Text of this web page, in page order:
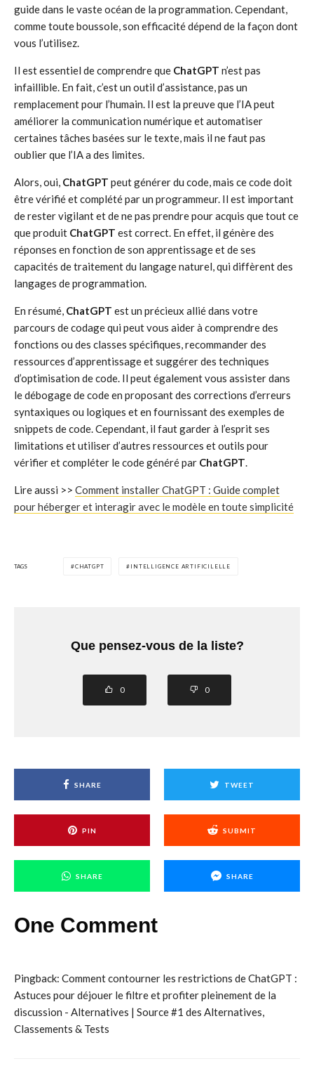
guide dans le vaste océan de la programmation. Cependant,
comme toute boussole, son efficacité dépend de la façon dont
vous l’utilisez.
Il est essentiel de comprendre que ChatGPT n’est pas
infaillible. En fait, c’est un outil d’assistance, pas un
remplacement pour l’humain. Il est la preuve que l’IA peut
améliorer la communication numérique et automatiser
certaines tâches basées sur le texte, mais il ne faut pas
oublier que l’IA a des limites.
Alors, oui, ChatGPT peut générer du code, mais ce code doit
être vérifié et complété par un programmeur. Il est important
de rester vigilant et de ne pas prendre pour acquis que tout ce
que produit ChatGPT est correct. En effet, il génère des
réponses en fonction de son apprentissage et de ses
capacités de traitement du langage naturel, qui diffèrent des
langages de programmation.
En résumé, ChatGPT est un précieux allié dans votre
parcours de codage qui peut vous aider à comprendre des
fonctions ou des classes spécifiques, recommander des
ressources d’apprentissage et suggérer des techniques
d’optimisation de code. Il peut également vous assister dans
le débogage de code en proposant des corrections d’erreurs
syntaxiques ou logiques et en fournissant des exemples de
snippets de code. Cependant, il faut garder à l’esprit ses
limitations et utiliser d’autres ressources et outils pour
vérifier et compléter le code généré par ChatGPT.
Lire aussi >> Comment installer ChatGPT : Guide complet
pour héberger et interagir avec le modèle en toute simplicité
TAGS CHATGPT INTELLIGENCE ARTIFICILELLE
Que pensez-vous de la liste?
0 0
SHARE TWEET
PIN SUBMIT
SHARE SHARE
One Comment
Pingback: Comment contourner les restrictions de ChatGPT :
Astuces pour déjouer le filtre et profiter pleinement de la
discussion - Alternatives | Source #1 des Alternatives,
Classements & Tests